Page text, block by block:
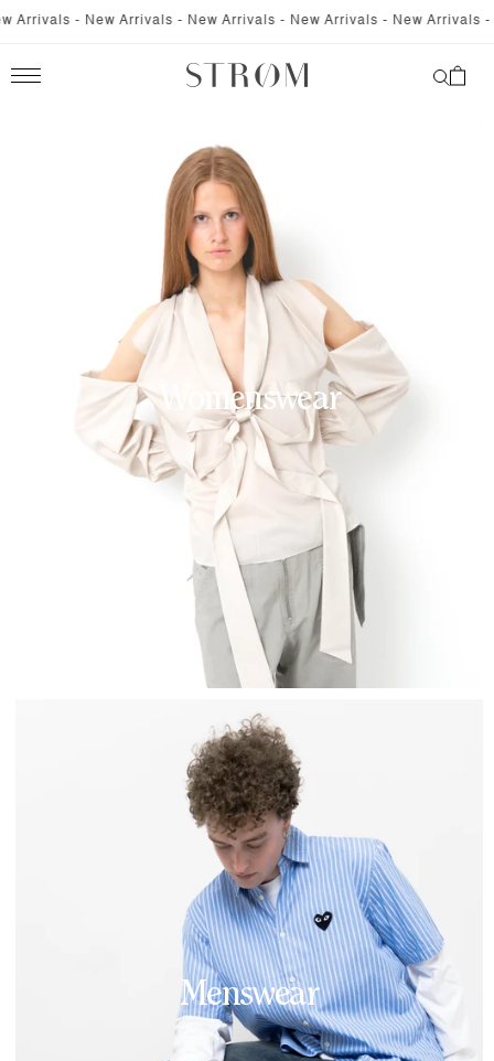
SKIP TO- New Arrivals - New Arrivals - New Arrivals - New Arrivals
Cart
Womenswear
Menswear